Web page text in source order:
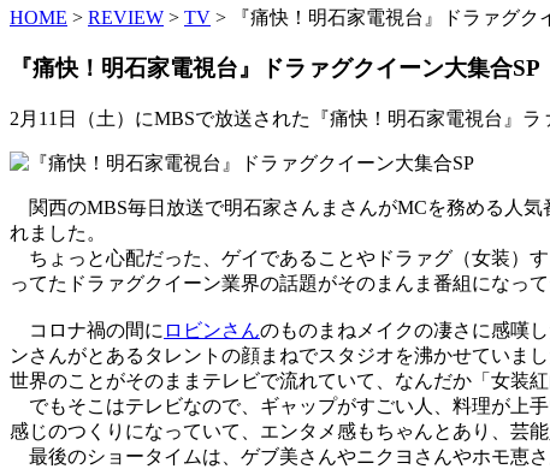
HOME > REVIEW > TV > 『痛快！明石家電視台』ドラァグク
『痛快！明石家電視台』ドラァグクイーン大集合SP
2月11日（土）にMBSで放送された『痛快！明石家電視台』
関西のMBS毎日放送で明石家さんまさんがMCを務める人気
れました。
ちょっと心配だった、ゲイであることやドラァグ（女装）
ってたドラァグクイーン業界の話題がそのまんま番組になっ
コロナ禍の間に ロビンさんのものまねメイクの凄さに感嘆
ンさんがとあるタレントの顔まねでスタジオを沸かせていま
世界のことがそのままテレビで流れていて、なんだか「女装
でもそこはテレビなので、ギャップがすごい人、料理が上
感じのつくりになっていて、エンタメ感もちゃんとあり、芸
最後のショータイムは、ゲブ美さんやニクヨさんやホモ恵